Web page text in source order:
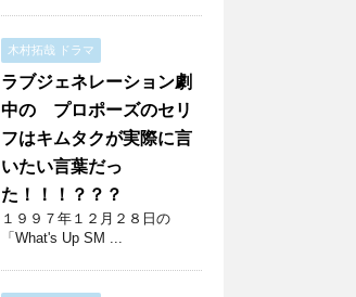
木村拓哉 ドラマ
ラブジェネレーション劇
中の プロポーズのセリ
フはキムタクが実際に言
いたい言葉だっ
た！！！？？？
１９９７年１２月２８日の
「What's Up SM ...